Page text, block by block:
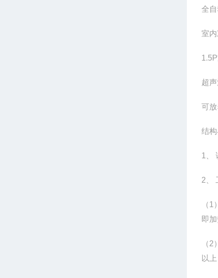
全
室
1.5P
超
可
结
1
2
（1
即
（2
以